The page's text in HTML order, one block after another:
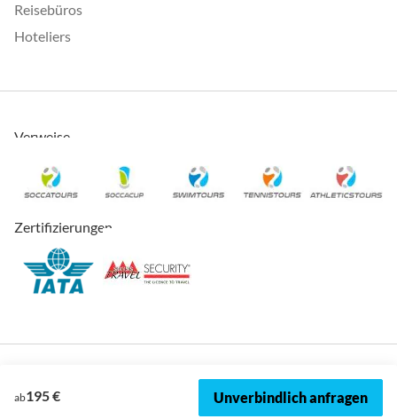
ab195 € Unverbindlich anfragen
Reisebüros
Hoteliers
Verweise
Zertifizierungen